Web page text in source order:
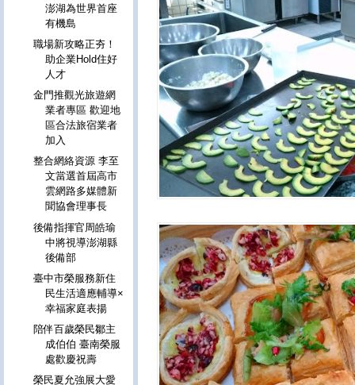
澎湖為世界首座
有機島
職場新攻略正夯！
助企業Hold住好
人才
金門推觀光旅遊網
業者專區 歡迎地
區合法旅宿業者
加入
整合網絡資源 李至
文當選首屆高市
雲網路多媒體新
聞協會理事長
後備指揮官周皓瑜
中將視導澎湖縣
後備部
臺中市榮服務新住
民生活適應輔導×
幸福家庭表揚
陪伴百歲榮民鄒主
成伯伯 臺南榮服
處歡慶祝壽
榮民夏允強展大愛